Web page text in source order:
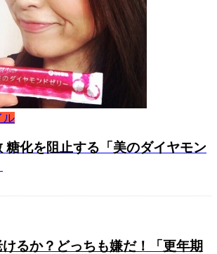
ル
糖化を阻止する「美のダイヤモン
るか？どっちも嫌だ！「更年期